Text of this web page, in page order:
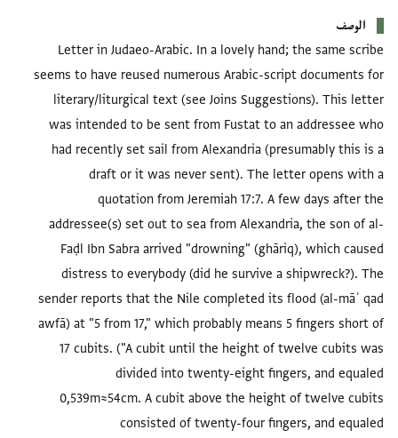
الوصف
Letter in Judaeo-Arabic. In a lovely hand; the same scribe
seems to have reused numerous Arabic-script documents for
literary/liturgical text (see Joins Suggestions). This letter
was intended to be sent from Fustat to an addressee who
had recently set sail from Alexandria (presumably this is a
draft or it was never sent). The letter opens with a
quotation from Jeremiah 17:7. A few days after the
addressee(s) set out to sea from Alexandria, the son of al-
Faḍl Ibn Sabra arrived "drowning" (ghāriq), which caused
distress to everybody (did he survive a shipwreck?). The
sender reports that the Nile completed its flood (al-māʾ qad
awfā) at "5 from 17," which probably means 5 fingers short of
17 cubits. ("A cubit until the height of twelve cubits was
divided into twenty-eight fingers, and equaled
0,539m≈54cm. A cubit above the height of twelve cubits
consisted of twenty-four fingers, and equaled